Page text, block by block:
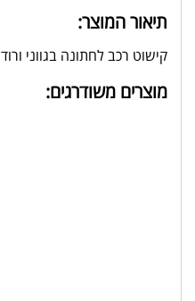
תיאור המוצר:
קישוט רכב לחתונה בגווני ורוד
מוצרים משודרגים: